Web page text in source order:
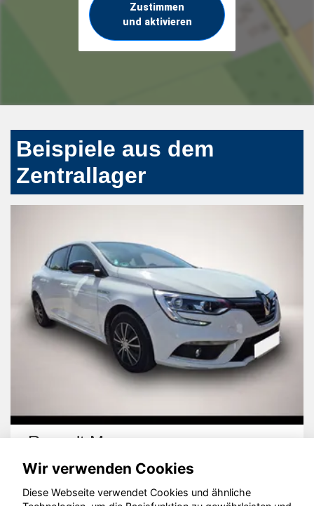
Zustimmen
und aktivieren
Beispiele aus dem
Zentrallager
Renault Megane
Wir verwenden Cookies
Diese Webseite verwendet Cookies und ähnliche